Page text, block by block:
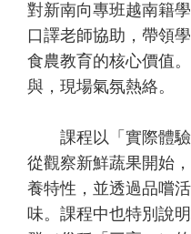
對新南向專班越南籍
口譯老師協助，帶領
食農教育的核心價值
與，現場氣氛熱絡。
課程以「實際體驗
從觀察新鮮蔬果開始
養特性，並透過品嚐
味。課程中也特別說